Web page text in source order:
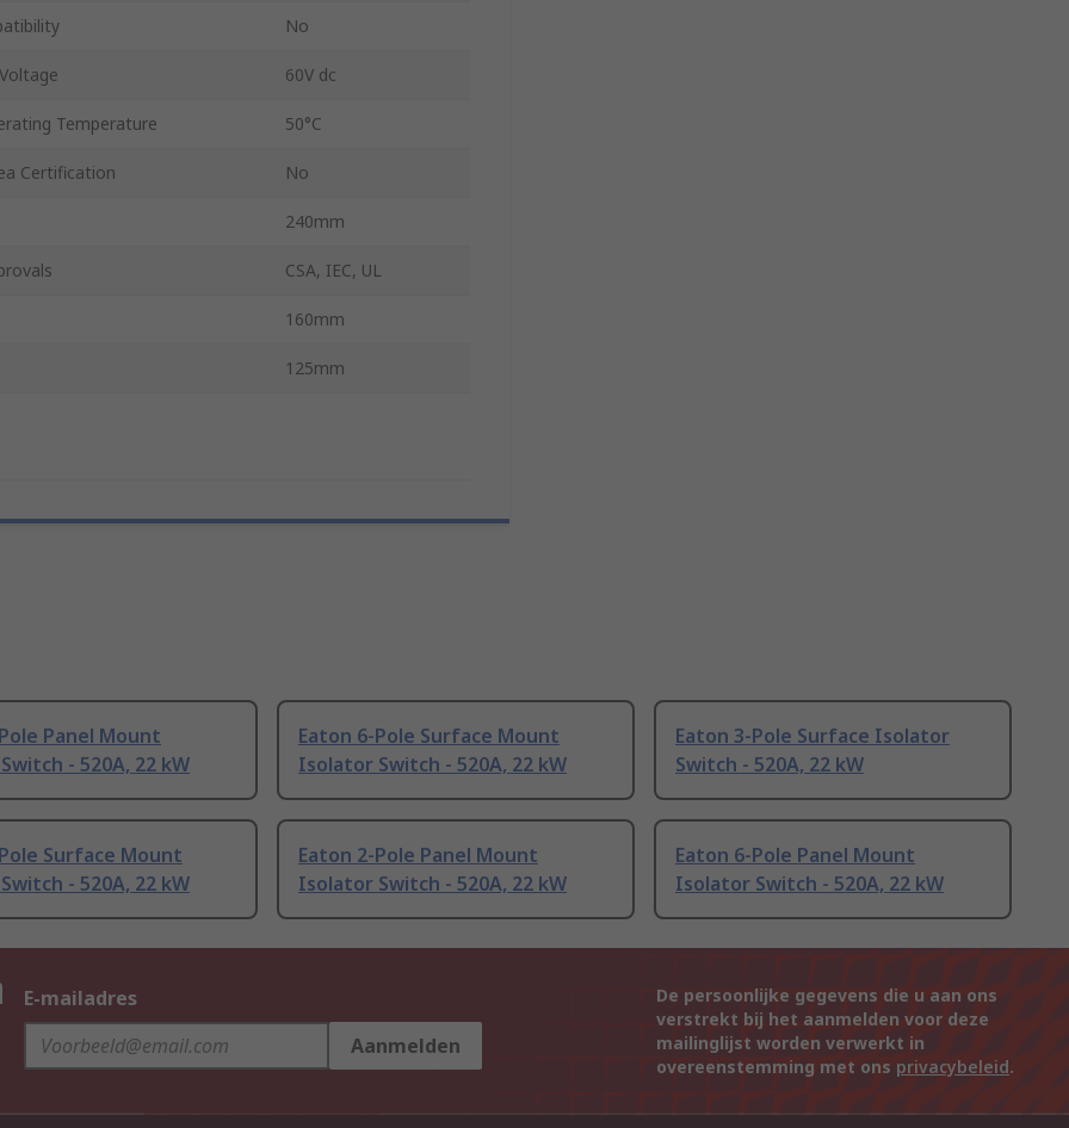
No
60V dc
Temperature 50°C
Certification No
240mm
CSA, IEC, UL
160mm
125mm
Panel Mount
- 520A, 22 kW
Eaton 6-Pole Surface Mount
Isolator Switch - 520A, 22 kW
Eaton 3-Pole Surface Isolator
Switch - 520A, 22 kW
Surface Mount
- 520A, 22 kW
Eaton 2-Pole Panel Mount
Isolator Switch - 520A, 22 kW
Eaton 6-Pole Panel Mount
Isolator Switch - 520A, 22 kW
E-mailadres
Aanmelden
De persoonlijke gegevens die u aan ons
verstrekt bij het aanmelden voor deze
mailinglijst worden verwerkt in
overeenstemming met ons privacybeleid.